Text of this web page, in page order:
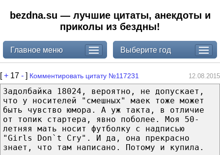
bezdna.su — лучшие цитаты, анекдоты и
приколы из бездны!
Главное меню Выберите год
[+ 17 - ] Комментировать цитату №117231 12.08.2015
Задолбайка 18024, вероятно, не допускает,
что у носителей "смешных" маек тоже может
быть чувство юмора. А уж такта, в отличие
от топик стартера, явно поболее. Моя 50-
летняя мать носит футболку с надписью
"Girls Don`t Cry". И да, она прекрасно
знает, что там написано. Потому и купила.